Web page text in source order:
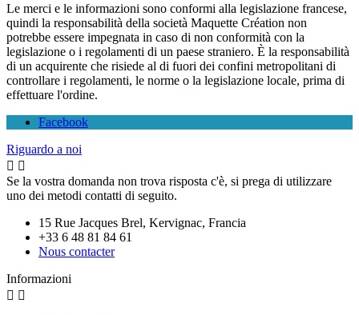
Le merci e le informazioni sono conformi alla legislazione francese,
quindi la responsabilità della società Maquette Création non
potrebbe essere impegnata in caso di non conformità con la
legislazione o i regolamenti di un paese straniero. È la responsabilità
di un acquirente che risiede al di fuori dei confini metropolitani di
controllare i regolamenti, le norme o la legislazione locale, prima di
effettuare l'ordine.
Facebook
Riguardo a noi
 
Se la vostra domanda non trova risposta c'è, si prega di utilizzare
uno dei metodi contatti di seguito.
15 Rue Jacques Brel, Kervignac, Francia
+33 6 48 81 84 61
Nous contacter
Informazioni
 